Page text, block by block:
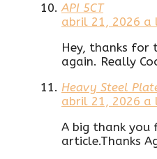
API 5CT
abril 21, 2026 a
Hey, thanks for
again. Really
Heavy Steel
abril 21, 2026 a
A big thank you
article.Thanks